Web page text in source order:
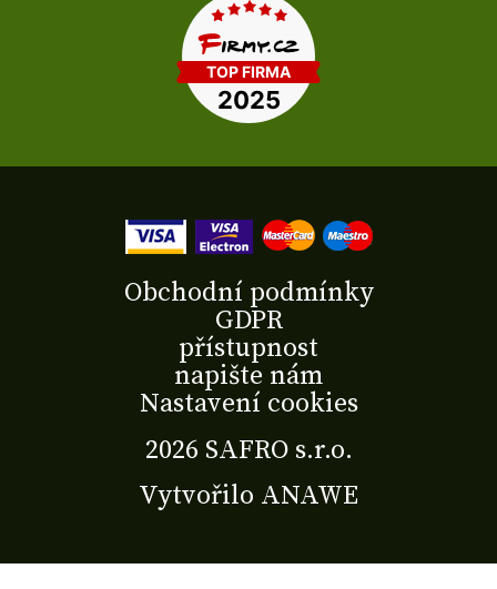
2026 SAFRO s.r.o.
Vytvořilo ANAWE
Obchodní podmínky
GDPR
přístupnost
napište nám
Nastavení cookies